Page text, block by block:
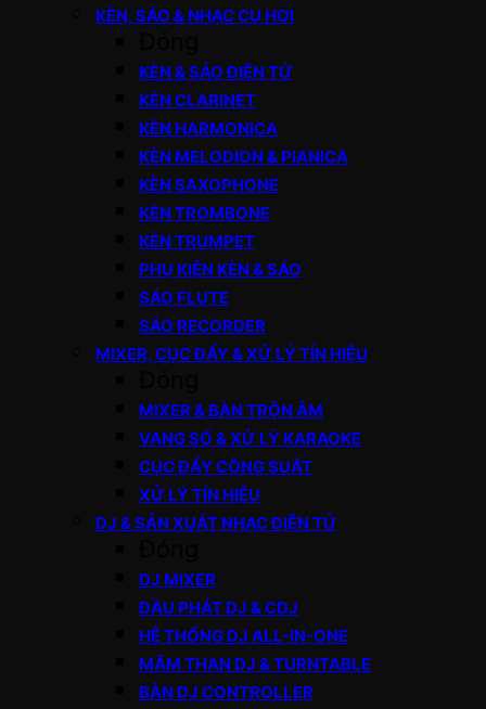
KÈN, SÁO & NHẠC CỤ HƠI
KÈN & SÁO ĐIỆN TỬ
KÈN CLARINET
KÈN HARMONICA
KÈN MELODION & PIANICA
KÈN SAXOPHONE
KÈN TROMBONE
KÈN TRUMPET
PHỤ KIỆN KÈN & SÁO
SÁO FLUTE
SÁO RECORDER
MIXER, CỤC ĐẨY & XỬ LÝ TÍN HIỆU
MIXER & BÀN TRỘN ÂM
VANG SỐ & XỬ LÝ KARAOKE
CỤC ĐẨY CÔNG SUẤT
XỬ LÝ TÍN HIỆU
DJ & SẢN XUẤT NHẠC ĐIỆN TỬ
DJ MIXER
ĐẦU PHÁT DJ & CDJ
HỆ THỐNG DJ ALL-IN-ONE
MÂM THAN DJ & TURNTABLE
BÀN DJ CONTROLLER